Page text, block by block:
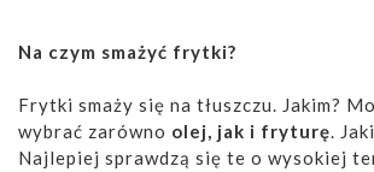
Na czym smażyć frytki?
Frytki smaży się na tłuszczu. Jakim?
wybrać zarówno olej, jak i fryturę.
Najlepiej sprawdzą się te o wysokiej